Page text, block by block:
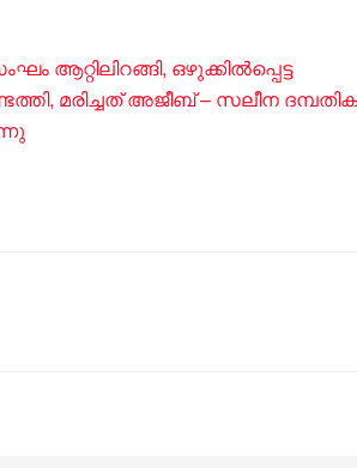
ഒഴുക്കിൽപ്പെട്ട
മരിച്ചത് അജീബ് – സലീന